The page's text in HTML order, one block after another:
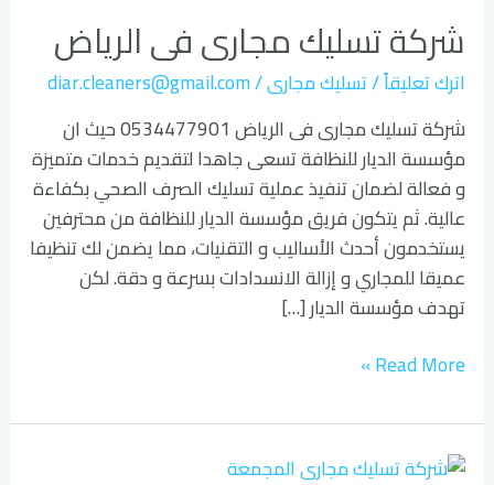
شركة تسليك مجارى فى الرياض
اترك تعليقاً/تسليك مجارى/
diar.cleaners@gmail.com
شركة تسليك مجارى فى الرياض 0534477901 حيث ان
مؤسسة الديار للنظافة تسعى جاهدا لتقديم خدمات متميزة
و فعالة لضمان تنفيذ عملية تسليك الصرف الصحي بكفاءة
عالية. ثم يتكون فريق مؤسسة الديار للنظافة من محترفين
يستخدمون أحدث الأساليب و التقنيات، مما يضمن لك تنظيفا
عميقا للمجاري و إزالة الانسدادات بسرعة و دقة. لكن
تهدف مؤسسة الديار […]
مجارى
فى
الرياض
Read More »
شركة